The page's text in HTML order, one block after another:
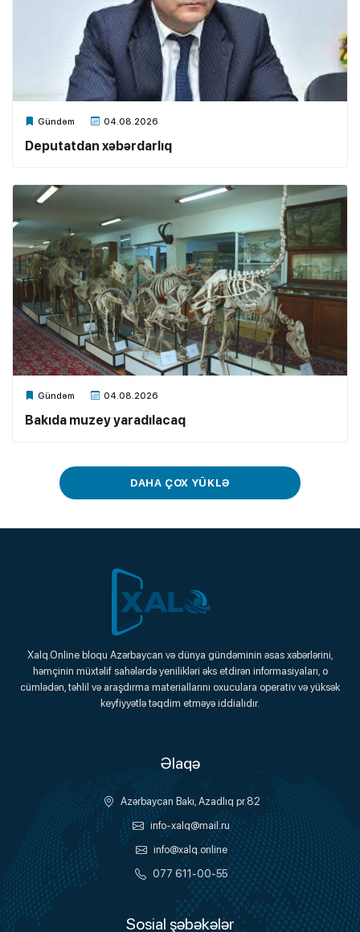
Gündəm 04.08.2026
Xalq.Online
Deputatdan xəbərdarlıq
Gündəm 04.08.2026
Xalq.Online
Bakıda muzey yaradılacaq
DAHA ÇOX YÜKLƏ
Xalq.Online
Onlayn Platforma
Xalq.Online bloqu Azərbaycan və dünya gündəminin əsas xəbərlərini,
həmçinin müxtəlif sahələrdə yenilikləri əks etdirən informasiyaları, o
cümlədən, təhlil və araşdırma materiallarını oxuculara operativ və yüksək
keyfiyyətlə təqdim etməyə iddialıdır.
Əlaqə
Azərbaycan Bakı, Azadlıq pr.82
info-xalq@mail.ru
info@xalq.online
077 611-00-55
Sosial şəbəkələr